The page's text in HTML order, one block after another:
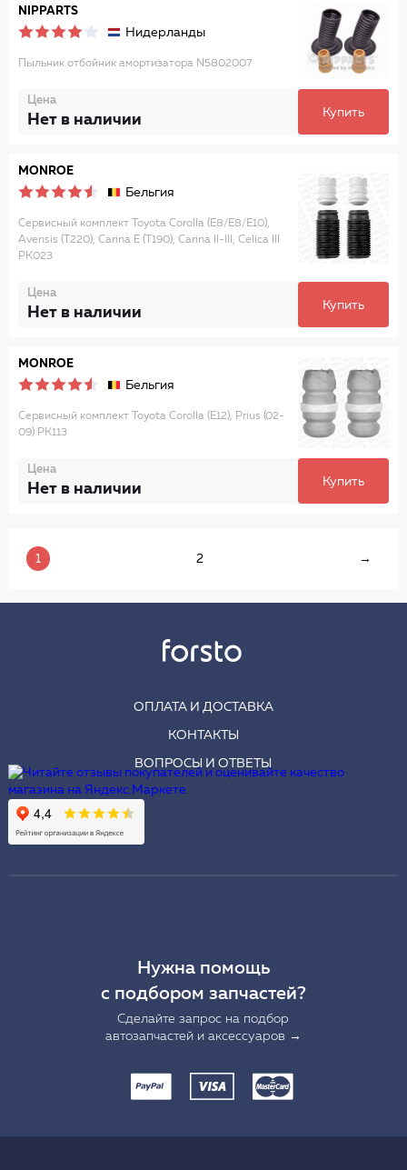
NIPPARTS
Нидерланды
Пыльник отбойник амортизатора N5802007
Цена
Нет в наличии Купить
MONROE
Бельгия
Сервисный комплект Toyota Corolla (E8/E8/E10),
Avensis (T220), Carina E (T190), Carina II-III, Celica III
PK023
Цена
Нет в наличии Купить
MONROE
Бельгия
Сервисный комплект Toyota Corolla (E12), Prius (02-
09) PK113
Цена
Нет в наличии Купить
1 2 →
ОПЛАТА И ДОСТАВКА
КОНТАКТЫ
ВОПРОСЫ И ОТВЕТЫ
Нужна помощь
с подбором запчастей?
Сделайте запрос на подбор
автозапчастей и аксессуаров →